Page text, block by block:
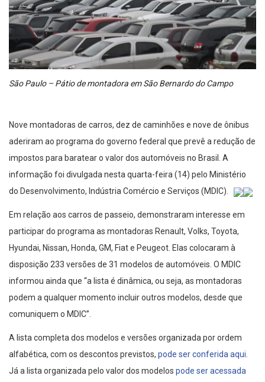
São Paulo – Pátio de montadora em São Bernardo do Campo
Nove montadoras de carros, dez de caminhões e nove de ônibus
aderiram ao programa do governo federal que prevê a redução de
impostos para baratear o valor dos automóveis no Brasil. A
informação foi divulgada nesta quarta-feira (14) pelo Ministério
do Desenvolvimento, Indústria Comércio e Serviços (MDIC).
Em relação aos carros de passeio, demonstraram interesse em
participar do programa as montadoras Renault, Volks, Toyota,
Hyundai, Nissan, Honda, GM, Fiat e Peugeot. Elas colocaram à
disposição 233 versões de 31 modelos de automóveis. O MDIC
informou ainda que “a lista é dinâmica, ou seja, as montadoras
podem a qualquer momento incluir outros modelos, desde que
comuniquem o MDIC”.
A lista completa dos modelos e versões organizada por ordem
alfabética, com os descontos previstos, pode ser conferida aqui.
Já a lista organizada pelo valor dos modelos pode ser acessada